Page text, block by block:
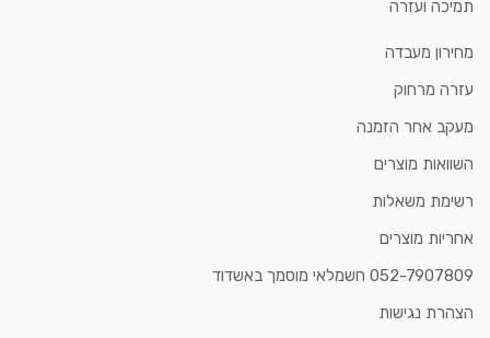
תמיכה ועזרה
מחירון מעבדה
עזרה מרחוק
מעקב אחר הזמנה
השוואות מוצרים
רשימת משאלות
אחריות מוצרים
052-7907809 חשמלאי מוסמך באשדוד
הצהרת נגישות